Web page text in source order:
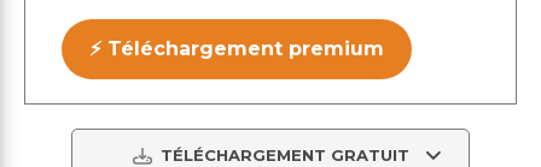
⚡ Téléchargement premium
TÉLÉCHARGEMENT GRATUIT